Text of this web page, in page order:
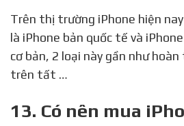
Trên thị trường iPhone hiện nay có 2 loại iPhone đó
là iPhone bản quốc tế và
cơ bản, 2 loại này gần như
trên tất …
13. Có nên mua